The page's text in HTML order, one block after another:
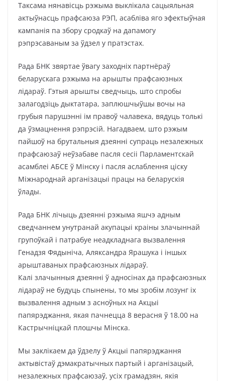
Таксама нянавісць рэжыма выклікала сацыяльная
актыўнасць прафсаюза РЭП, асабліва яго эфектыўная
кампанія па збору сродкаў на дапамогу
рэпрэсаваным за ўдзел у пратэстах.
Рада БНК звяртае ўвагу заходніх партнёраў
беларускага рэжыма на арышты прафсаюзных
лідараў. Гэтыя арышты сведчыць, што спробы
залагодзіць дыктатара, заплюшчыўшы вочы на
грубыя парушэнні ім правоў чалавека, вядуць толькі
да ўзмацнення рэпрэсій. Нагадваем, што рэжым
пайшоў на брутальныя дзеянні супраць незалежных
прафсаюзаў неўзабаве пасля сесіі Парламентскай
асамблеі АБСЕ ў Мінску і пасля аслаблення ціску
Міжнароднай арганізацыі працы на беларускія
ўлады.
Рада БНК лічыць дзеянні рэжыма яшчэ адным
сведчаннем унутранай акупацыі краіны злачыннай
групоўкай і патрабуе неадкладнага вызвалення
Генадзя Фядыніча, Аляксандра Ярашука і іншых
арыштаваных прафсаюзных лідараў.
Калі злачынныя дзеянні ў адносінах да прафсаюзных
лідараў не будуць спынены, то мы зробім лозунг іх
вызвалення адным з асноўных на Акцыі
папярэджання, якая пачнецца 8 верасня ў 18.00 на
Кастрычніцкай плошчы Мінска.
Мы заклікаем да ўдзелу ў Акцыі папярэджання
актывістаў дэмакратычных партый і арганізацый,
незалежных прафсаюзаў, усіх грамадзян, якія